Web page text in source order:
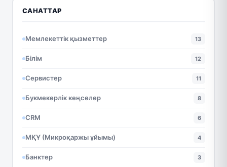
САНАТТАР
Мемлекеттік қызметтер 13
Білім 12
Сервистер 11
Букмекерлік кеңселер 8
CRM 6
МҚҰ (Микроқаржы ұйымы) 4
Банктер 3